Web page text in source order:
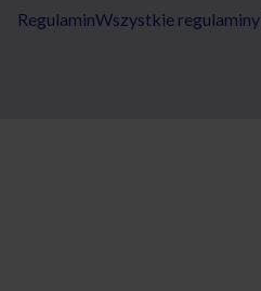
RegulaminWszystkie regulaminy